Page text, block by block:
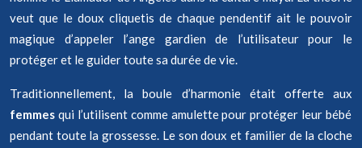
veut que le doux cliquetis de chaque pendentif ait le pouvoir
magique d’appeler l’ange gardien de l’utilisateur pour le
protéger et le guider toute sa durée de vie.
Traditionnellement, la boule d’harmonie était offerte aux
femmes qui l’utilisent comme amulette pour protéger leur bébé
pendant toute la grossesse. Le son doux et familier de la cloche